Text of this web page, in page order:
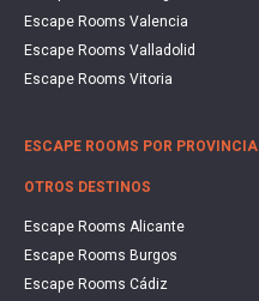
Escape Rooms Valencia
Escape Rooms Valladolid
Escape Rooms Vitoria
ESCAPE ROOMS POR PROVINCIA
OTROS DESTINOS
Escape Rooms Alicante
Escape Rooms Burgos
Escape Rooms Cádiz